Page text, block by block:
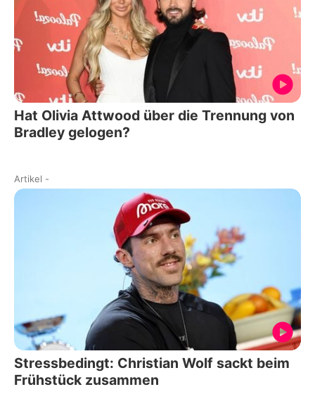
Hat Olivia Attwood über die Trennung von
Bradley gelogen?
Artikel -
Stressbedingt: Christian Wolf sackt beim
Frühstück zusammen